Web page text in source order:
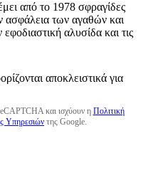
από το 1978 σφραγίδες
ασφάλεια των αγαθών και
αλυσίδα και τις
αποκλειστικά για
και ισχύουν η Πολιτική
Υπηρεσιών της Google.